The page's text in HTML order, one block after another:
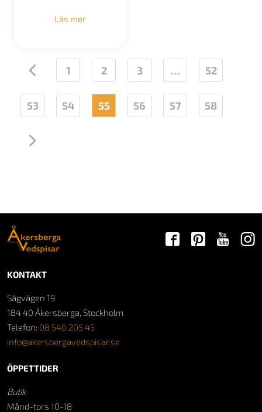
Läs mer
← 1 2 3 … 52
53 54 55 56 57 58
→
KONTAKT
Sågvägen 19
184 40 Åkersberga, Stockholm
Telefon: 08 540 205 45
info@akersbergavedspisar.se
ÖPPETTIDER
Butik
Månd-tors 10-18